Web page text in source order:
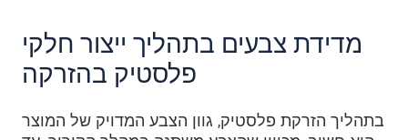
מדידת צבעים בתהליך ייצור חלקי
פלסטיק בהזרקה
בתהליך הזרקת פלסטיק, גוון הצבע המדויק של המוצר